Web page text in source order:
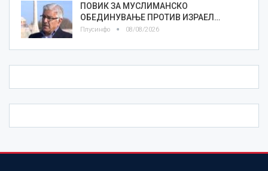
ПОВИК ЗА МУСЛИМАНСКО
ОБЕДИНУВАЊЕ ПРОТИВ ИЗРАЕЛ…
Плусинфо 08/08/2026